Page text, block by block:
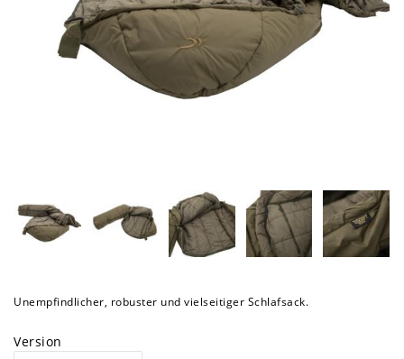
Unempfindlicher, robuster und vielseitiger Schlafsack.
Version